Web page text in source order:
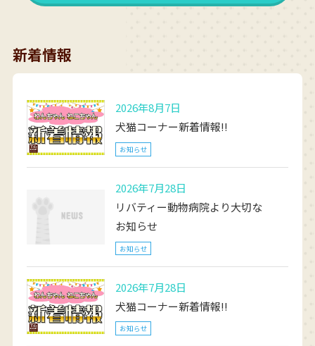
新着情報
2026年8月7日
犬猫コーナー新着情報!!
お知らせ
2026年7月28日
リバティー動物病院より大切な
お知らせ
お知らせ
2026年7月28日
犬猫コーナー新着情報!!
お知らせ